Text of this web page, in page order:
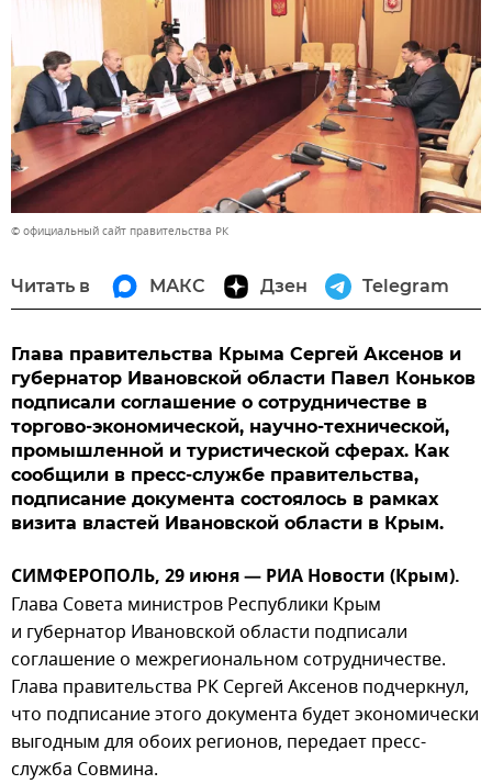
© официальный сайт правительства РК
Читать в МАКС Дзен Telegram
Глава правительства Крыма Сергей Аксенов и
губернатор Ивановской области Павел Коньков
подписали соглашение о сотрудничестве в
торгово-экономической, научно-технической,
промышленной и туристической сферах. Как
сообщили в пресс-службе правительства,
подписание документа состоялось в рамках
визита властей Ивановской области в Крым.
СИМФЕРОПОЛЬ, 29 июня — РИА Новости (Крым).
Глава Совета министров Республики Крым
и губернатор Ивановской области подписали
соглашение о межрегиональном сотрудничестве.
Глава правительства РК Сергей Аксенов подчеркнул,
что подписание этого документа будет экономически
выгодным для обоих регионов, передает пресс-
служба Совмина.